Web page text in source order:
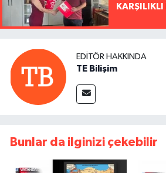
EDITÖR HAKKINDA
TE Bilişim
Bunlar da ilginizi çekebilir